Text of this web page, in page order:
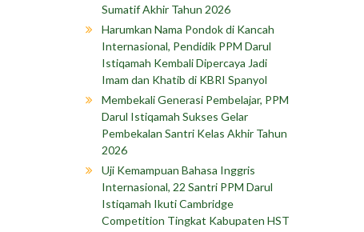
Sumatif Akhir Tahun 2026
Harumkan Nama Pondok di Kancah
Internasional, Pendidik PPM Darul
Istiqamah Kembali Dipercaya Jadi
Imam dan Khatib di KBRI Spanyol
Membekali Generasi Pembelajar, PPM
Darul Istiqamah Sukses Gelar
Pembekalan Santri Kelas Akhir Tahun
2026
Uji Kemampuan Bahasa Inggris
Internasional, 22 Santri PPM Darul
Istiqamah Ikuti Cambridge
Competition Tingkat Kabupaten HST